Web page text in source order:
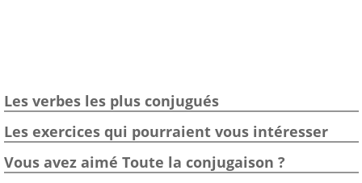
Les verbes les plus conjugués
Les exercices qui pourraient vous intéresser
Vous avez aimé Toute la conjugaison ?